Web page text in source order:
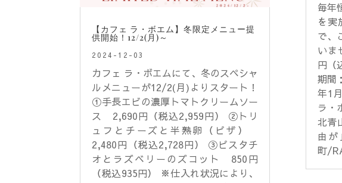
【カフェ ラ・ボエム】冬限定メニュー提
供開始！12/2(月)～
2024-12-03
カフェ ラ・ボエムにて、冬のスペシャ
ルメニューが12/2(月)よりスタート！
①手長エビの濃厚トマトクリームソー
ス 2,690円（税込2,959円） ②トリ
ュフとチーズと半熟卵（ピザ）
2,480円（税込2,728円） ③ピスタチ
オとラズベリーのズコット 850円
（税込935円） ※仕入れ状況により、
毎年
を実
で、
いま
円（
期間
年1
ラ・
北青
由
町/